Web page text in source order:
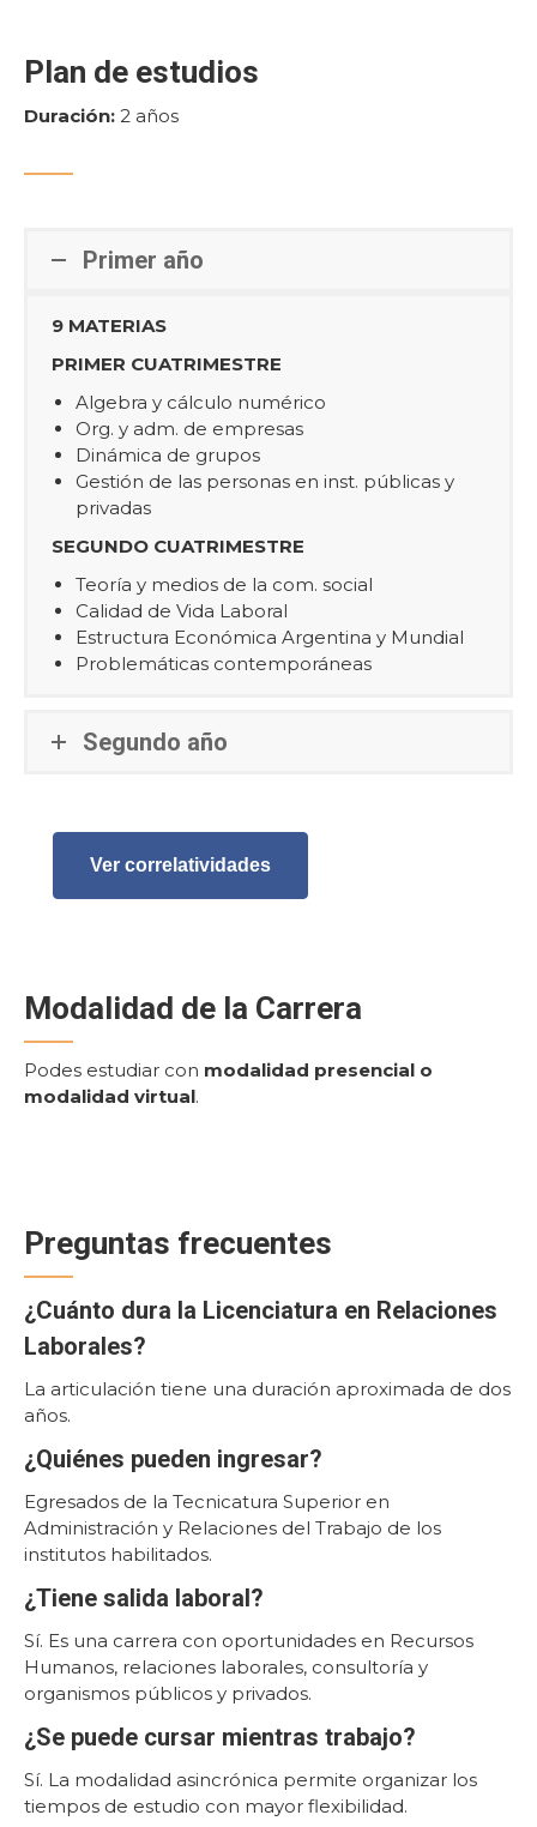
Plan de estudios
Duración: 2 años
Primer año
9 MATERIAS
PRIMER CUATRIMESTRE
Algebra y cálculo numérico
Org. y adm. de empresas
Dinámica de grupos
Gestión de las personas en inst. públicas y
privadas
SEGUNDO CUATRIMESTRE
Teoría y medios de la com. social
Calidad de Vida Laboral
Estructura Económica Argentina y Mundial
Problemáticas contemporáneas
Segundo año
Ver correlatividades
Modalidad de la Carrera
Podes estudiar con modalidad presencial o
modalidad virtual.
Preguntas frecuentes
¿Cuánto dura la Licenciatura en Relaciones
Laborales?
La articulación tiene una duración aproximada de dos
años.
¿Quiénes pueden ingresar?
Egresados de la Tecnicatura Superior en
Administración y Relaciones del Trabajo de los
institutos habilitados.
¿Tiene salida laboral?
Sí. Es una carrera con oportunidades en Recursos
Humanos, relaciones laborales, consultoría y
organismos públicos y privados.
¿Se puede cursar mientras trabajo?
Sí. La modalidad asincrónica permite organizar los
tiempos de estudio con mayor flexibilidad.